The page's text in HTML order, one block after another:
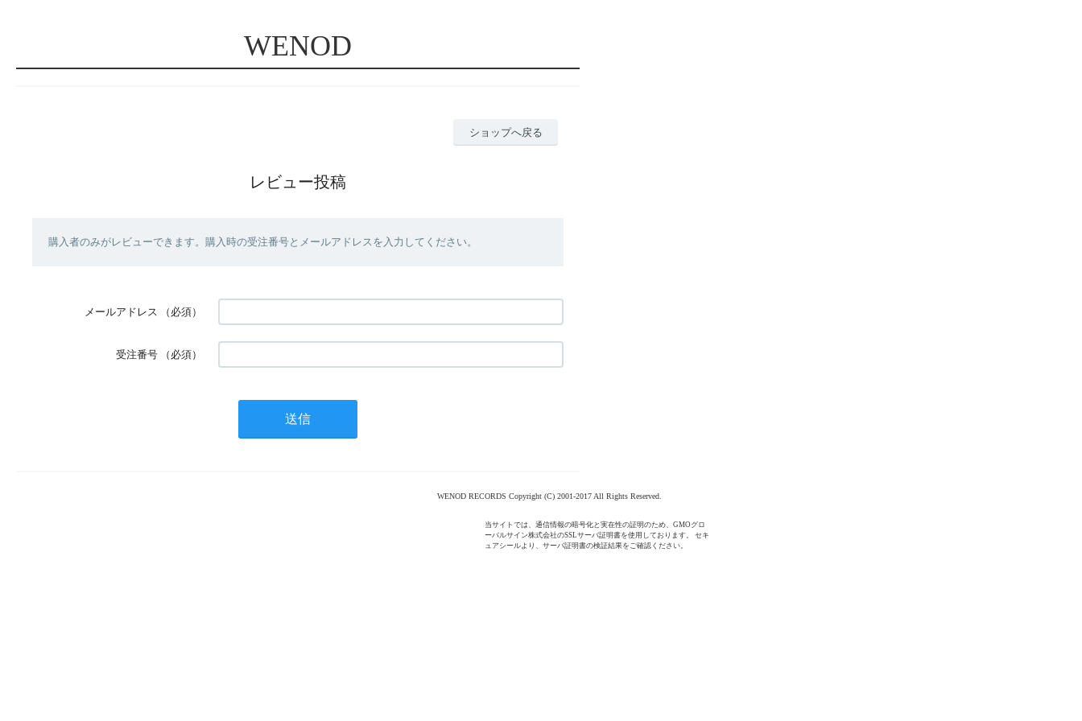
WENOD
ショップへ戻る
レビュー投稿
購入者のみがレビューできます。購入時の受注番号とメールアドレスを入力してください。
メールアドレス （必須）
受注番号 （必須）
WENOD RECORDS Copyright (C) 2001-2017 All Rights Reserved.
当サイトでは、通信情報の暗号化と実在性の証明のため、GMOグロ
ーバルサイン株式会社のSSLサーバ証明書を使用しております。 セキ
ュアシールより、サーバ証明書の検証結果をご確認ください。